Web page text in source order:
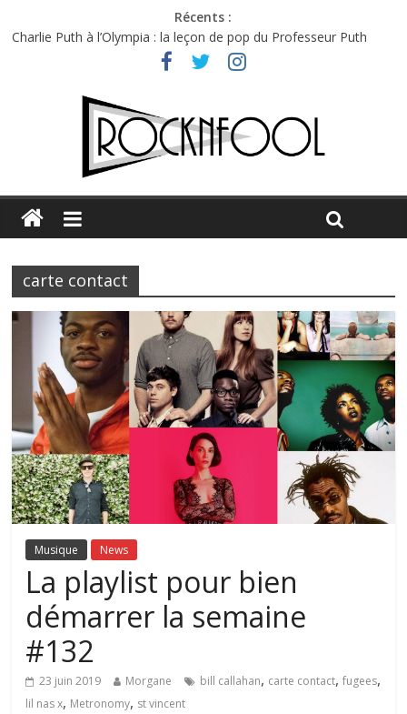
Récents :
Charlie Puth à l’Olympia : la leçon de pop du Professeur Puth
Festival Triptyque : un nouveau festival de musique indépendant
Hellfest 2026 vendredi : température et émotions en hausse
Hellfest 2026 jeudi : impossible de choisir entre chaleur et bonne
Première édition du Midgard Festival : entre bière, métal et
carte contact
Musique News
La playlist pour bien
démarrer la semaine
#132
23 juin 2019 Morgane bill callahan, carte contact,fugees,
lil nas x, Metronomy, st vincent